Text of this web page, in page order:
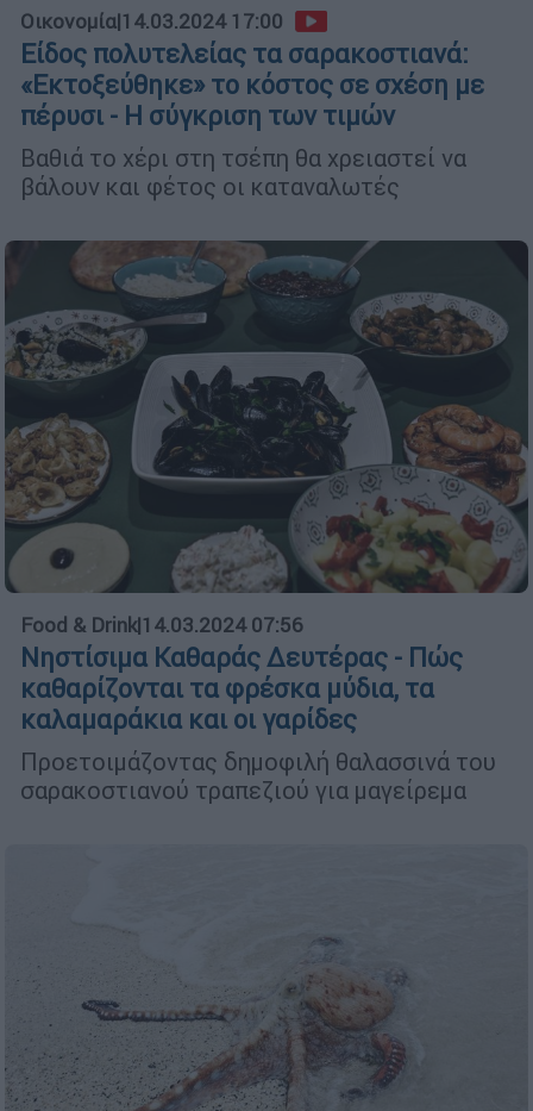
Οικονομία|14.03.2024 17:00
Είδος πολυτελείας τα σαρακοστιανά:
«Εκτοξεύθηκε» το κόστος σε σχέση με
πέρυσι - Η σύγκριση των τιμών
Βαθιά το χέρι στη τσέπη θα χρειαστεί να
βάλουν και φέτος οι καταναλωτές
Food & Drink|14.03.2024 07:56
Νηστίσιμα Καθαράς Δευτέρας - Πώς
καθαρίζονται τα φρέσκα μύδια, τα
καλαμαράκια και οι γαρίδες
Προετοιμάζοντας δημοφιλή θαλασσινά του
σαρακοστιανού τραπεζιού για μαγείρεμα